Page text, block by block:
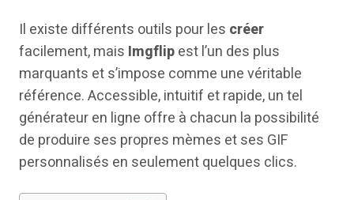
Il existe différents outils pour les créer
facilement, mais Imgflipest l’un des plus
marquants et s’impose comme une véritable
référence. Accessible, intuitif et rapide, un tel
générateur en ligne offre à chacun la possibilité
de produire ses propres mèmes et ses GIF
personnalisés en seulement quelques clics.